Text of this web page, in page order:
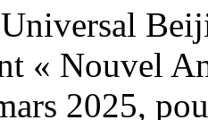
« Nouvel
2025,